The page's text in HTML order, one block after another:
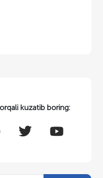
kuzatib boring: